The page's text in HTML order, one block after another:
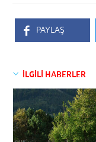
PAYLAŞ
İLGİLİ HABERLER